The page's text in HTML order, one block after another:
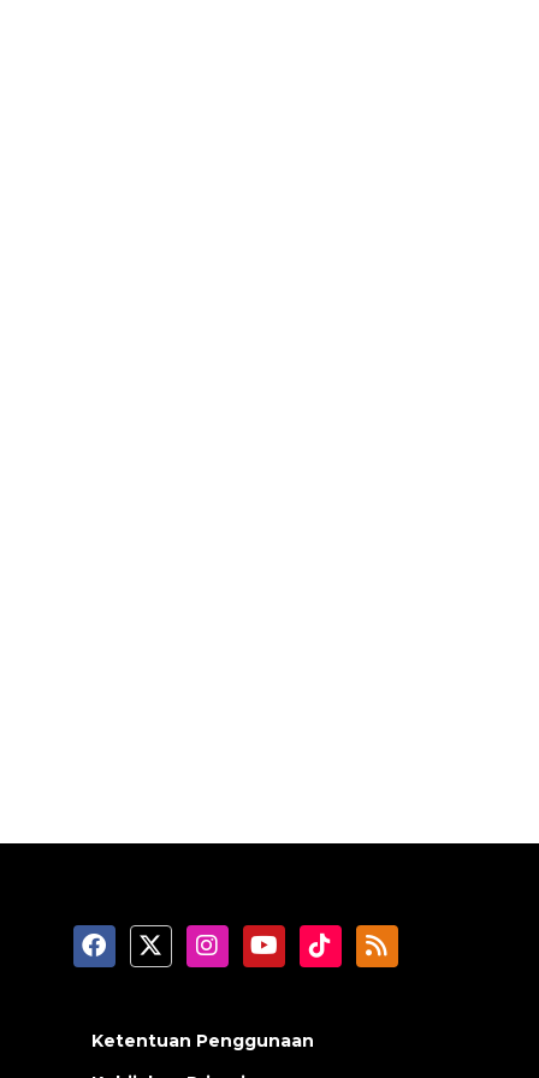
Ketentuan Penggunaan